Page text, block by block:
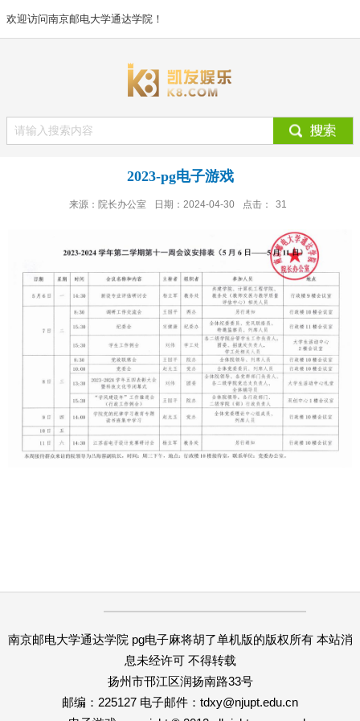
欢迎访问南京邮电大学通达学院！
2023-pg电子游戏
来源：院长办公室 日期：2024-04-30 点击： 31
南京邮电大学通达学院 pg电子麻将胡了单机版的版权所有 本站消
息未经许可 不得转载
扬州市邗江区润扬南路33号
邮编：225127 电子邮件： tdxy@njupt.edu.cn